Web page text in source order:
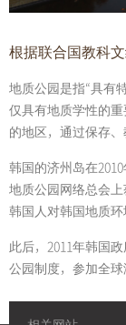
根据联合国教科
地质公园是指“具有
仅具有地质学性的
的地区，通过保存
韩国的济州岛在
地质公园网络总会
韩国人对韩国地质环
此后，2011年韩国
公园制度，参加全